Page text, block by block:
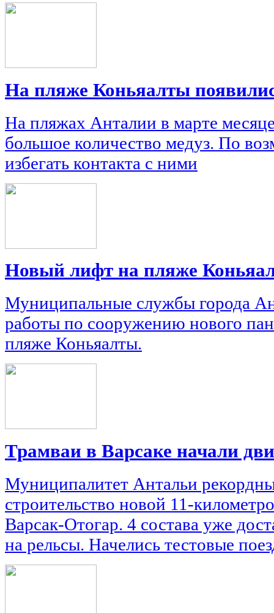
На пляже Коньяалты
На пляжах Анталии в марте
большое количество медуз. По
избегать контакта с ними
Новый лифт на пляже
Муниципальные службы города
работы по сооружению нового
пляже Коньяалты.
Трамваи в Варсаке начали
Муниципалитет Антальи
строительство новой 11-
Варсак-Отогар. 4 состава уже
на рельсы. Начелись тестовые